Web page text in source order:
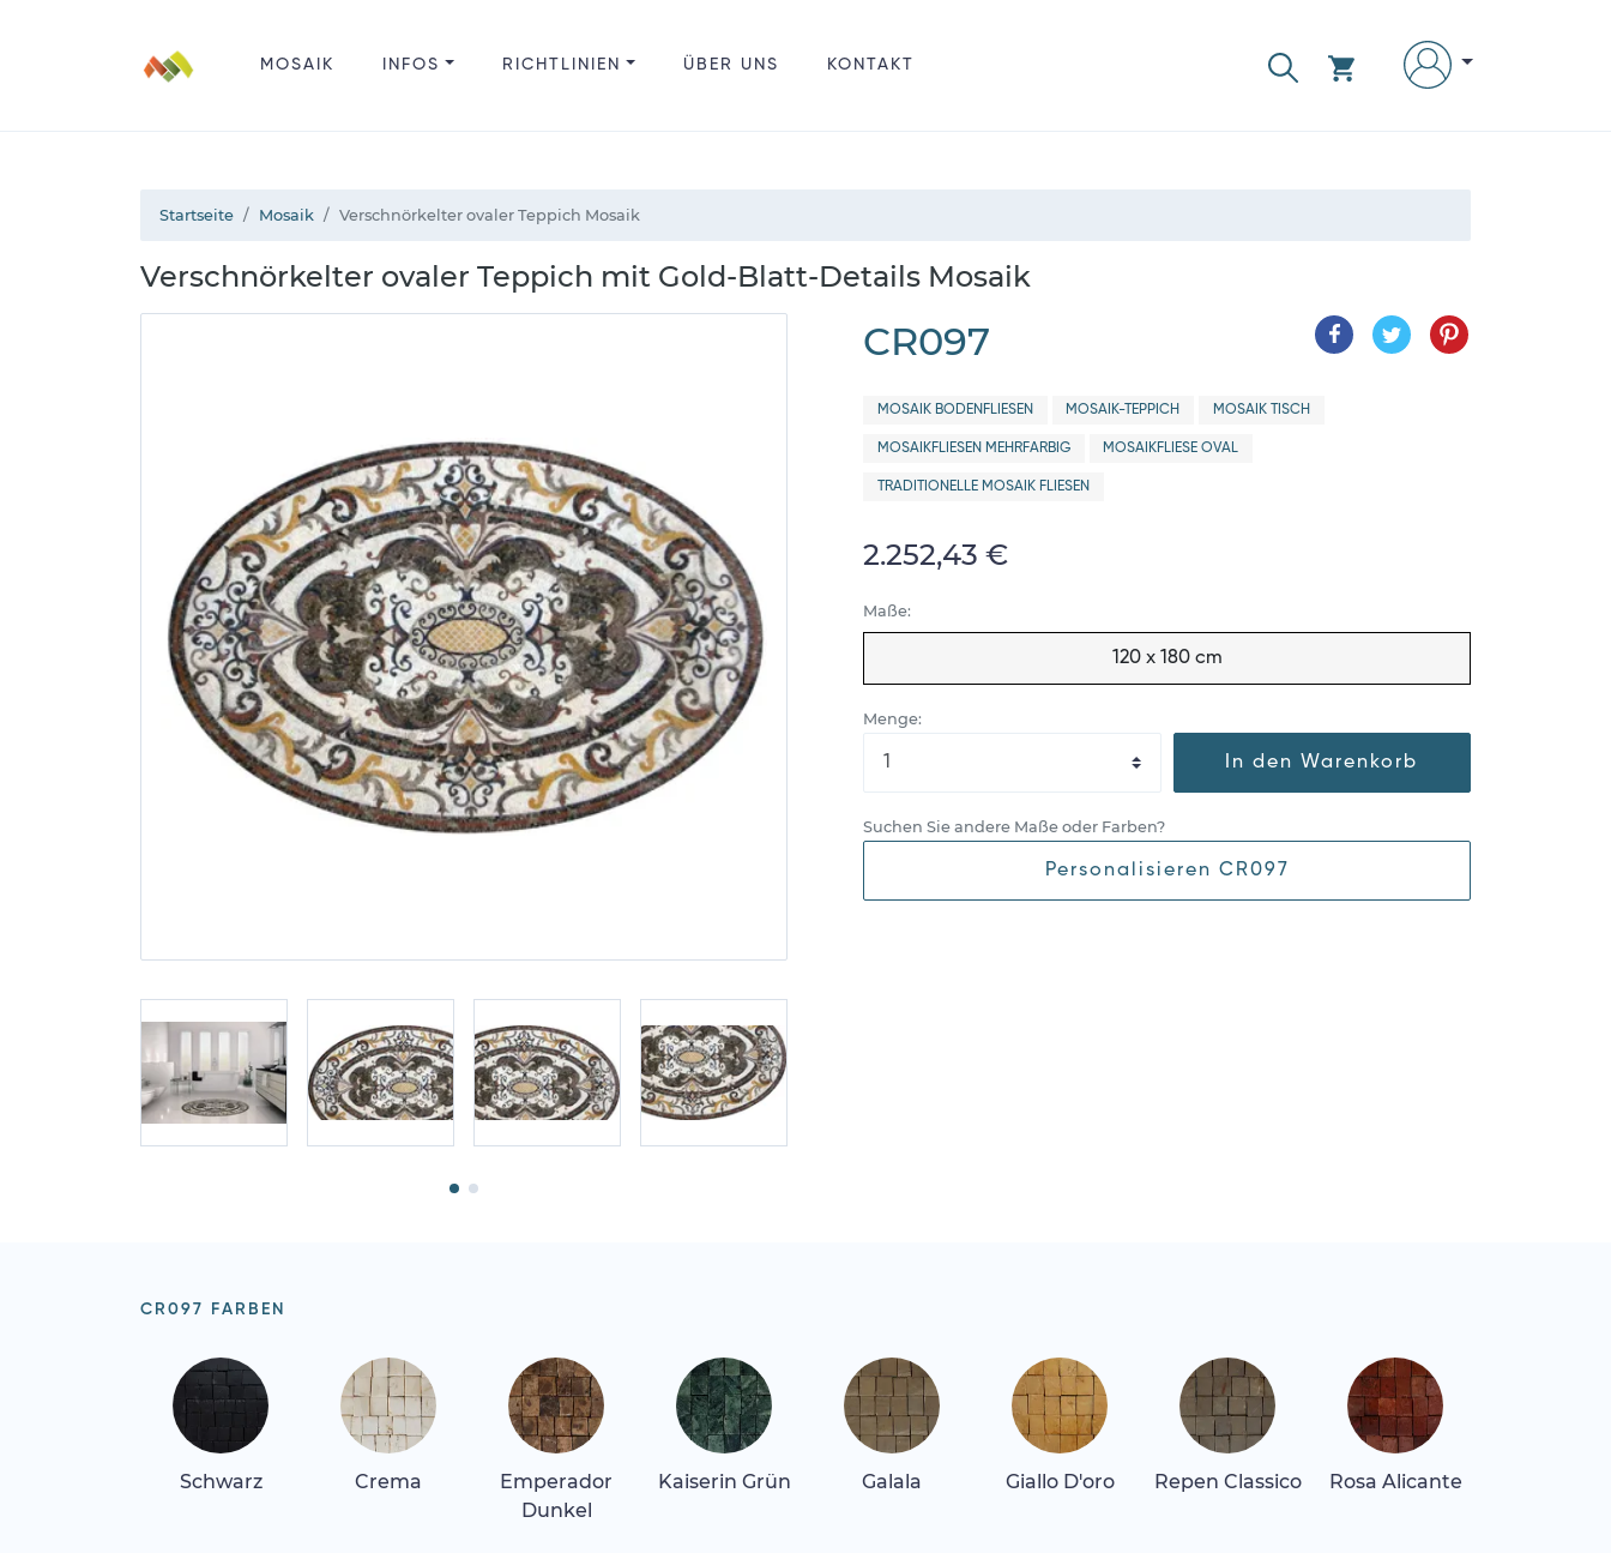
MOSAIK INFOS RICHTLINIEN ÜBER UNS KONTAKT
Startseite Mosaik Verschnörkelter ovaler Teppich Mosaik
Verschnörkelter ovaler Teppich mit Gold-Blatt-Details Mosaik
CR097
MOSAIK BODENFLIESEN MOSAIK-TEPPICH MOSAIK TISCH
MOSAIKFLIESEN MEHRFARBIG MOSAIKFLIESE OVAL
TRADITIONELLE MOSAIK FLIESEN
2.252,43 €
Maße:
120 x 180 cm
Menge:
In den Warenkorb
Suchen Sie andere Maße oder Farben?
Personalisieren CR097
CR097 FARBEN
Schwarz Crema
Emperador
Dunkel
Kaiserin Grün Galala Giallo D'oro Repen Classico Rosa Alicante